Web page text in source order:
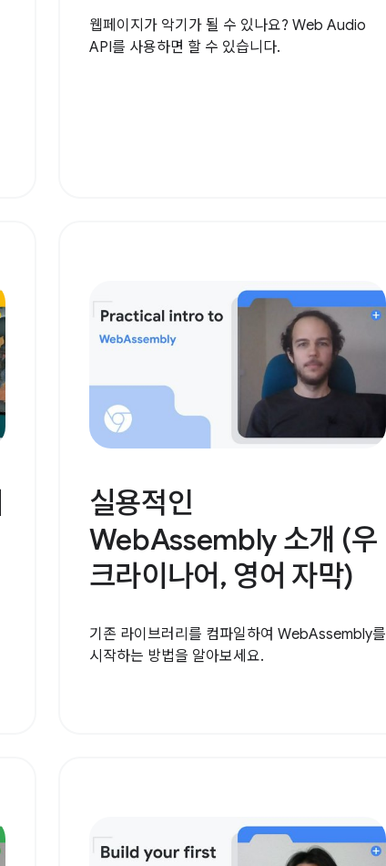
웹페이지가 악기가 될 수 있나요? Web Audio
API를 사용하면 할 수 있습니다.
실용적인
WebAssembly 소개 (우
크라이나어, 영어 자막)
기존 라이브러리를 컴파일하여 WebAssembly를
시작하는 방법을 알아보세요.